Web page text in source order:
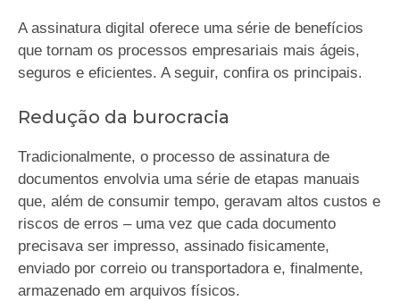
A assinatura digital oferece uma série de benefícios
que tornam os processos empresariais mais ágeis,
seguros e eficientes. A seguir, confira os principais.
Redução da burocracia
Tradicionalmente, o processo de assinatura de
documentos envolvia uma série de etapas manuais
que, além de consumir tempo, geravam altos custos e
riscos de erros – uma vez que cada documento
precisava ser impresso, assinado fisicamente,
enviado por correio ou transportadora e, finalmente,
armazenado em arquivos físicos.